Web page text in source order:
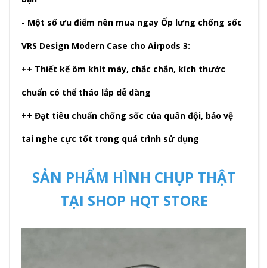
- Một số ưu điểm nên mua ngay Ốp lưng chống sốc
VRS Design Modern Case cho Airpods 3:
++ Thiết kế ôm khít máy, chắc chắn, kích thước
chuẩn có thể tháo lắp dễ dàng
++ Đạt tiêu chuẩn chống sốc của quân đội, bảo vệ
tai nghe cực tốt trong quá trình sử dụng
SẢN PHẨM HÌNH CHỤP THẬT
TẠI SHOP HQT STORE